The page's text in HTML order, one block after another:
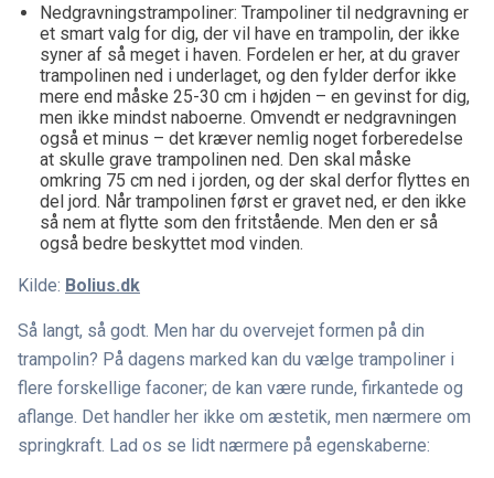
Nedgravningstrampoliner: Trampoliner til nedgravning er
et smart valg for dig, der vil have en trampolin, der ikke
syner af så meget i haven. Fordelen er her, at du graver
trampolinen ned i underlaget, og den fylder derfor ikke
mere end måske 25-30 cm i højden – en gevinst for dig,
men ikke mindst naboerne. Omvendt er nedgravningen
også et minus – det kræver nemlig noget forberedelse
at skulle grave trampolinen ned. Den skal måske
omkring 75 cm ned i jorden, og der skal derfor flyttes en
del jord. Når trampolinen først er gravet ned, er den ikke
så nem at flytte som den fritstående. Men den er så
også bedre beskyttet mod vinden.
Kilde: Bolius.dk
Så langt, så godt. Men har du overvejet formen på din
trampolin? På dagens marked kan du vælge trampoliner i
flere forskellige faconer; de kan være runde, firkantede og
aflange. Det handler her ikke om æstetik, men nærmere om
springkraft. Lad os se lidt nærmere på egenskaberne: